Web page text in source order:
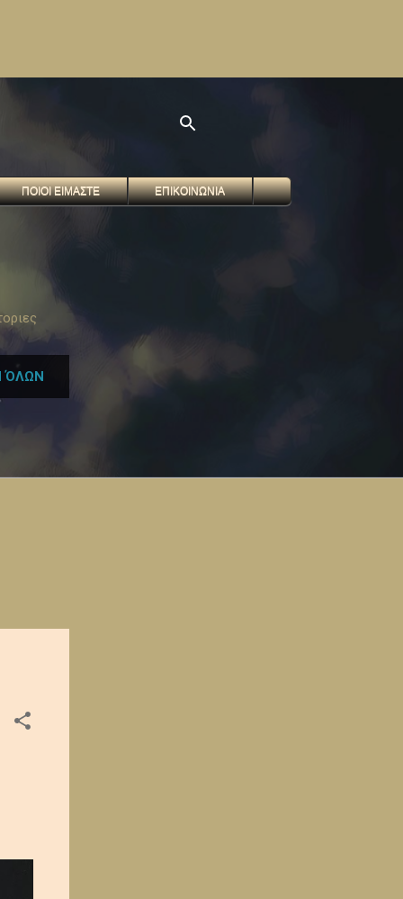
ΠΟΙΟΙ ΕΙΜΑΣΤΕ ΕΠΙΚΟΙΝΩΝΙΑ
ΌΛΩΝ